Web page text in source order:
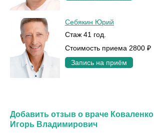
Себякин Юрий
Стаж 41 год.
Стоимость приема 2800 ₽
Запись на приём
Добавить отзыв о враче Коваленко
Игорь Владимирович